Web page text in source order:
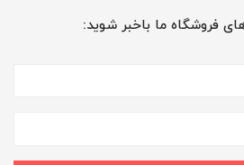
فروشگاه ما باخبر شوید: